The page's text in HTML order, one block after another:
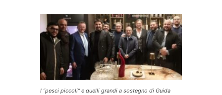
I “pesci piccoli” e quelli grandi a sostegno di Guida